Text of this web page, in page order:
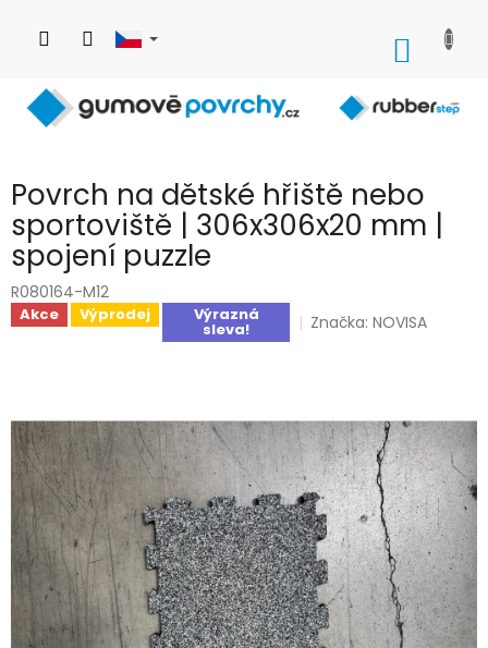
obsah
Povrch na dětské hřiště nebo
sportoviště | 306x306x20 mm |
spojení puzzle
R080164-M12
Akce Výprodej Výrazná
sleva! Značka:NOVISA